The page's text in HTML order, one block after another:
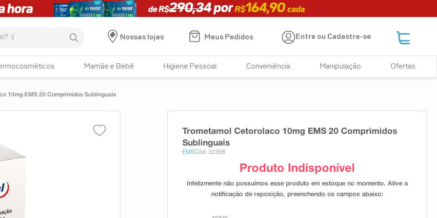
Nossas lojas
Meus Pedidos Entre ou Cadastre-se
Mamãe e Bebê Higiene Pessoal Conveniência Manipulação Ofertas
10mg EMS 20 Comprimidos Sublinguais
Trometamol Cetorolaco 10mg EMS 20 Comprimidos
Sublinguais
EMSCód: 32398